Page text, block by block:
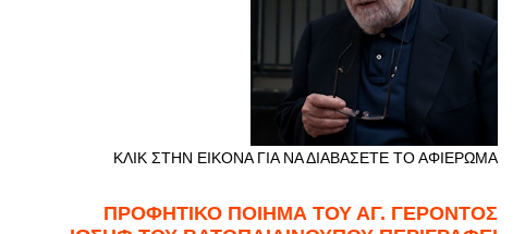
ΚΛΙΚ ΣΤΗΝ ΕΙΚΟΝΑ ΓΙΑ ΝΑ ΔΙΑΒΑΣΕΤΕ ΤΟ ΑΦΙΕΡΩΜΑ
ΠΡΟΦΗΤΙΚΟ ΠΟΙΗΜΑ ΤΟΥ ΑΓ. ΓΕΡΟΝΤΟΣ